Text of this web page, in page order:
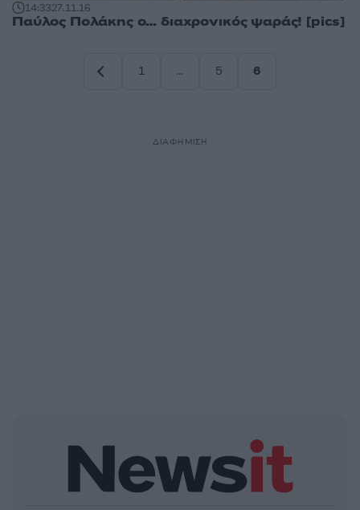
14:3327.11.16
Παύλος Πολάκης ο… διαχρονικός ψαράς! [pics]
1
…
5
6
ΔΙΑΦΗΜΙΣΗ